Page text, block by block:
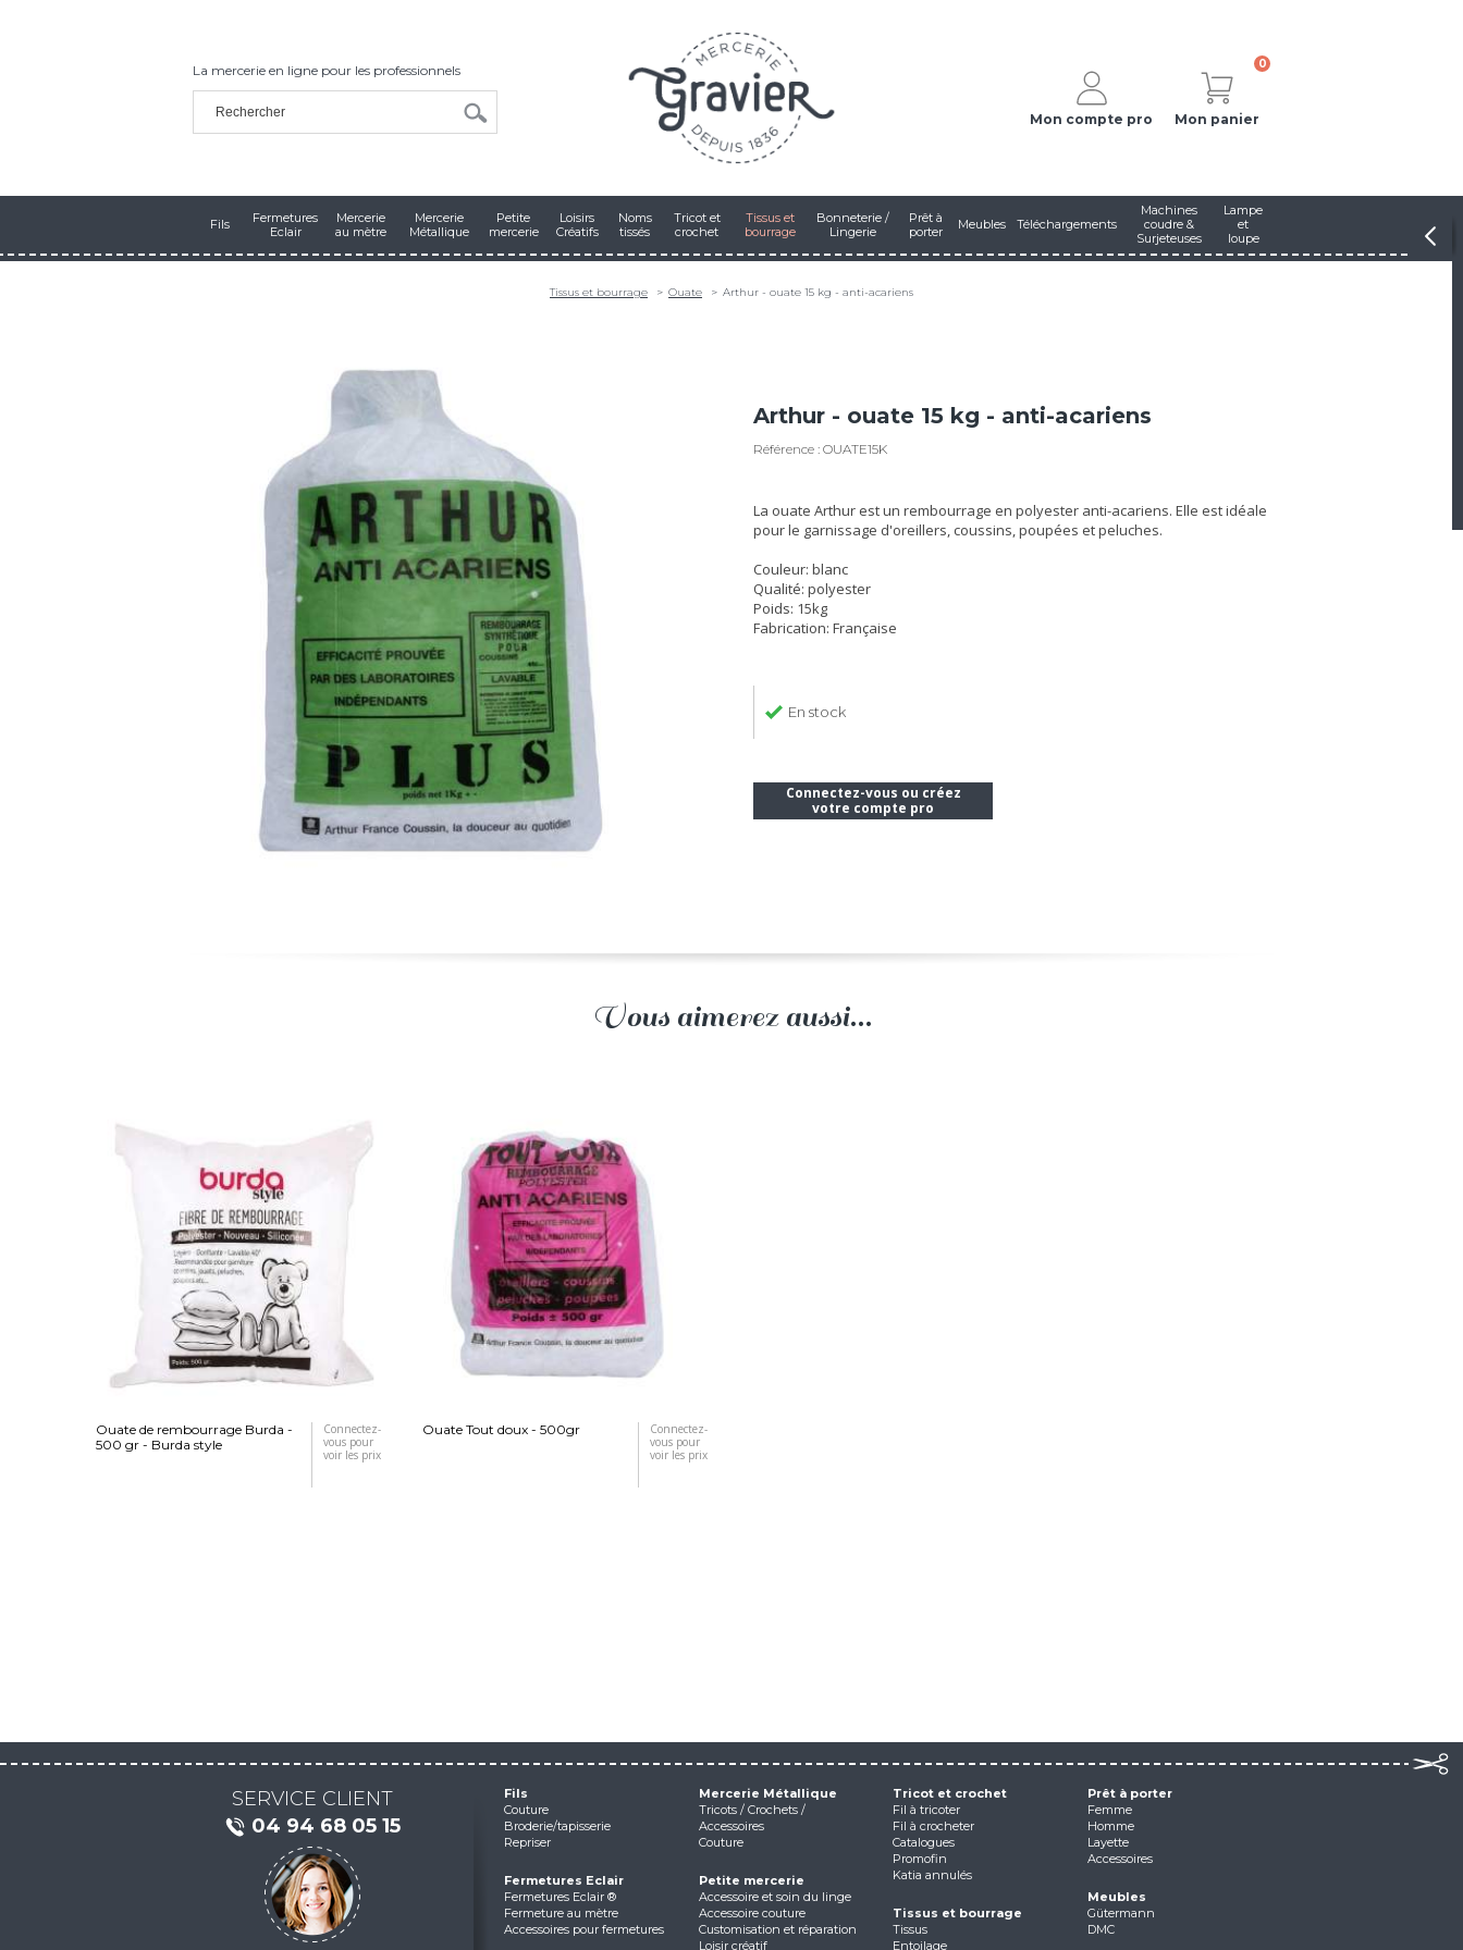
La mercerie en ligne pour les professionnels
Mon compte pro
0
Mon panier
Fils
Fermetures
Eclair
Mercerie
au mètre
Mercerie
Métallique
Petite
mercerie
Loisirs
Créatifs
Noms
tissés
Tricot et
crochet
Tissus et
bourrage
Bonneterie /
Lingerie
Prêt à
porter
Meubles Téléchargements
Machines
coudre &
Surjeteuses
Lampe
et
loupe
Tissus et bourrage Ouate Arthur - ouate 15 kg - anti-acariens
Arthur - ouate 15 kg - anti-acariens
Référence : OUATE15K
La ouate Arthur est un rembourrage en polyester anti-acariens. Elle est idéale
pour le garnissage d'oreillers, coussins, poupées et peluches.
Couleur: blanc
Qualité: polyester
Poids: 15kg
Fabrication: Française
En stock
Connectez-vous ou créez
votre compte pro
Vous aimerez aussi...
Ouate de rembourrage Burda -
500 gr - Burda style
Connectez-
vous pour
voir les prix
Ouate Tout doux - 500gr
Connectez-
vous pour
voir les prix
SERVICE CLIENT
04 94 68 05 15
Fils
Couture
Broderie/tapisserie
Repriser
Fermetures Eclair
Fermetures Eclair ®
Fermeture au mètre
Accessoires pour fermetures
Mercerie Métallique
Tricots / Crochets /
Accessoires
Couture
Petite mercerie
Accessoire et soin du linge
Accessoire couture
Customisation et réparation
Loisir créatif
Tricot et crochet
Fil à tricoter
Fil à crocheter
Catalogues
Promofin
Katia annulés
Tissus et bourrage
Tissus
Entoilage
Prêt à porter
Femme
Homme
Layette
Accessoires
Meubles
Gütermann
DMC